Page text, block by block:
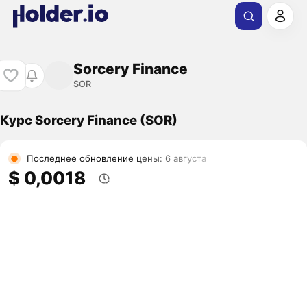
Sorcery Finance
SOR
Курс Sorcery Finance (SOR)
Последнее обновление цены: 6 августа
$ 0,0018